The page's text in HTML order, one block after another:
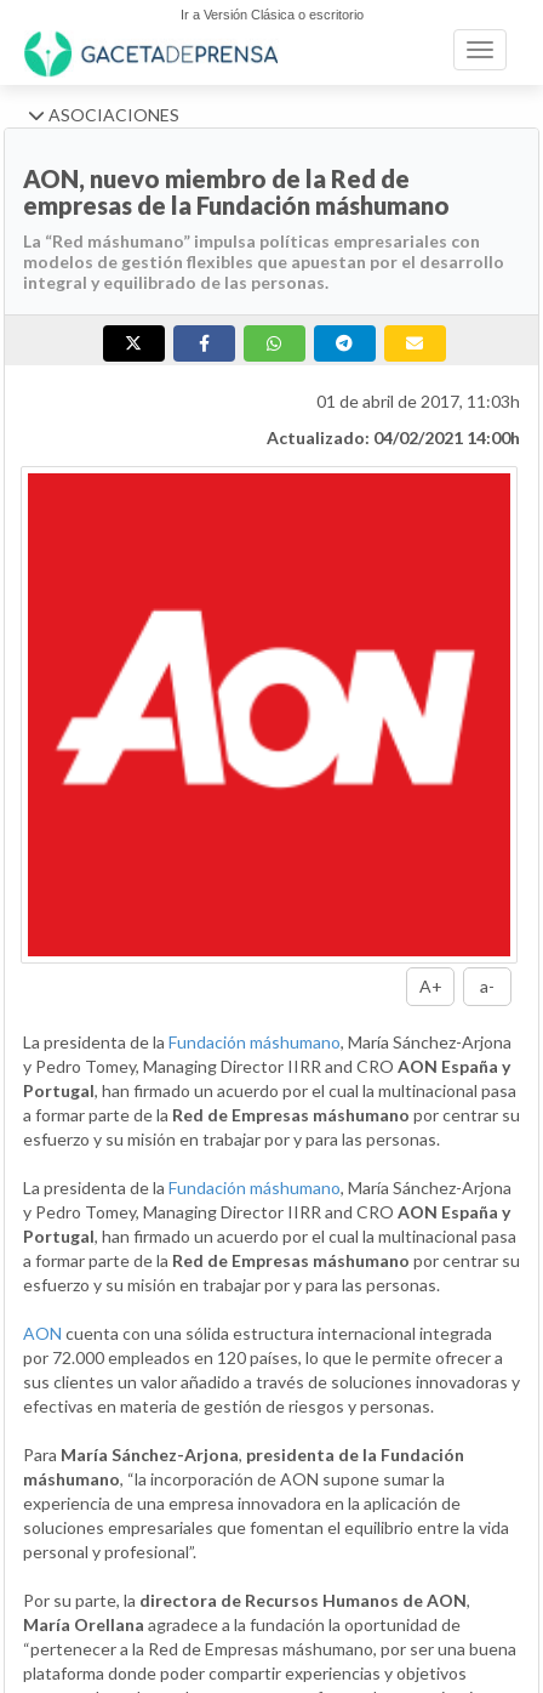
Ir a Versión Clásica o escritorio
Toggle
ASOCIACIONES
AON, nuevo miembro de la Red de
empresas de la Fundación máshumano
La “Red máshumano” impulsa políticas empresariales con
modelos de gestión flexibles que apuestan por el desarrollo
integral y equilibrado de las personas.
01 de abril de 2017, 11:03h
Actualizado: 04/02/2021 14:00h
A+ a-
La presidenta de la Fundación máshumano, María Sánchez-Arjona
y Pedro Tomey, Managing Director IIRR and CRO AON España y
Portugal, han firmado un acuerdo por el cual la multinacional pasa
a formar parte de la Red de Empresas máshumano por centrar su
esfuerzo y su misión en trabajar por y para las personas.
La presidenta de la Fundación máshumano, María Sánchez-Arjona
y Pedro Tomey, Managing Director IIRR and CRO AON España y
Portugal, han firmado un acuerdo por el cual la multinacional pasa
a formar parte de la Red de Empresas máshumano por centrar su
esfuerzo y su misión en trabajar por y para las personas.
AON cuenta con una sólida estructura internacional integrada
por 72.000 empleados en 120 países, lo que le permite ofrecer a
sus clientes un valor añadido a través de soluciones innovadoras y
efectivas en materia de gestión de riesgos y personas.
Para María Sánchez-Arjona, presidenta de la Fundación
máshumano, “la incorporación de AON supone sumar la
experiencia de una empresa innovadora en la aplicación de
soluciones empresariales que fomentan el equilibrio entre la vida
personal y profesional”.
Por su parte, la directora de Recursos Humanos de AON,
María Orellana agradece a la fundación la oportunidad de
“pertenecer a la Red de Empresas máshumano, por ser una buena
plataforma donde poder compartir experiencias y objetivos